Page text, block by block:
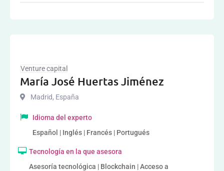
Venture capital
María José Huertas Jiménez
Madrid, España
Idioma del experto
Español | Inglés | Francés | Portugués
Tecnología en la que asesora
Asesoría tecnológica | Blockchain | Acceso a